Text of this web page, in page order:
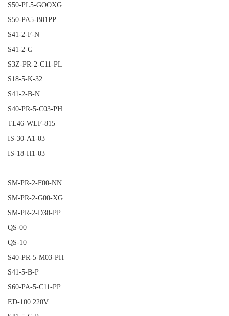
S50-PL5-GOOXG
S50-PA5-B01PP
S41-2-F-N
S41-2-G
S3Z-PR-2-C11-PL
S18-5-K-32
S41-2-B-N
S40-PR-5-C03-PH
TL46-WLF-815
IS-30-A1-03
IS-18-H1-03
SM-PR-2-F00-NN
SM-PR-2-G00-XG
SM-PR-2-D30-PP
QS-00
QS-10
S40-PR-5-M03-PH
S41-5-B-P
S60-PA-5-C11-PP
ED-100 220V